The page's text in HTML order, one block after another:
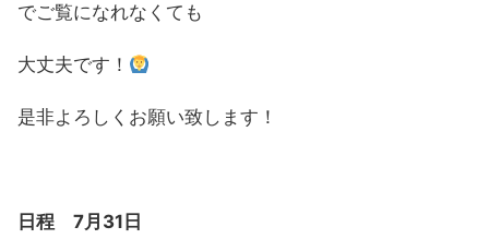
でご覧になれなくても
大丈夫です！
是非よろしくお願い致します！
日程 7月31日